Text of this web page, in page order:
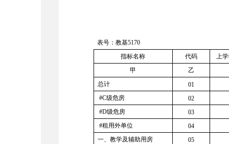
表号：教基5170
指标名称
代码
上
甲
乙
总计
01
#C级危房
02
#D级危房
03
#租用外单位
04
一、教学及辅助用房
05